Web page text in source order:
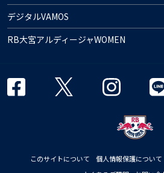
デジタルVAMOS
RB大宮アルディージャWOMEN
このサイトについて 個人情報保護について